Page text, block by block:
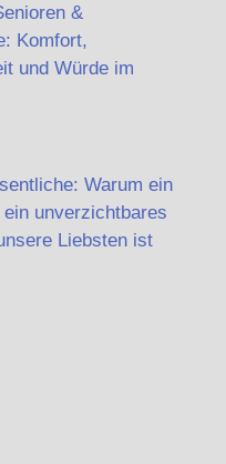
&
Komfort,
und Würde im
Warum ein
unverzichtbares
Liebsten ist